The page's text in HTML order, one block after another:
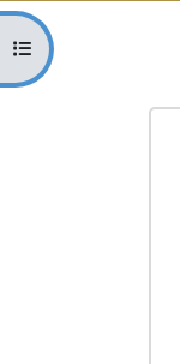
Open course index